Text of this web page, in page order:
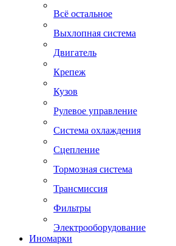
Всё остальное
Выхлопная система
Двигатель
Крепеж
Кузов
Рулевое управление
Система охлаждения
Сцепление
Тормозная система
Трансмиссия
Фильтры
Электрооборудование
Иномарки